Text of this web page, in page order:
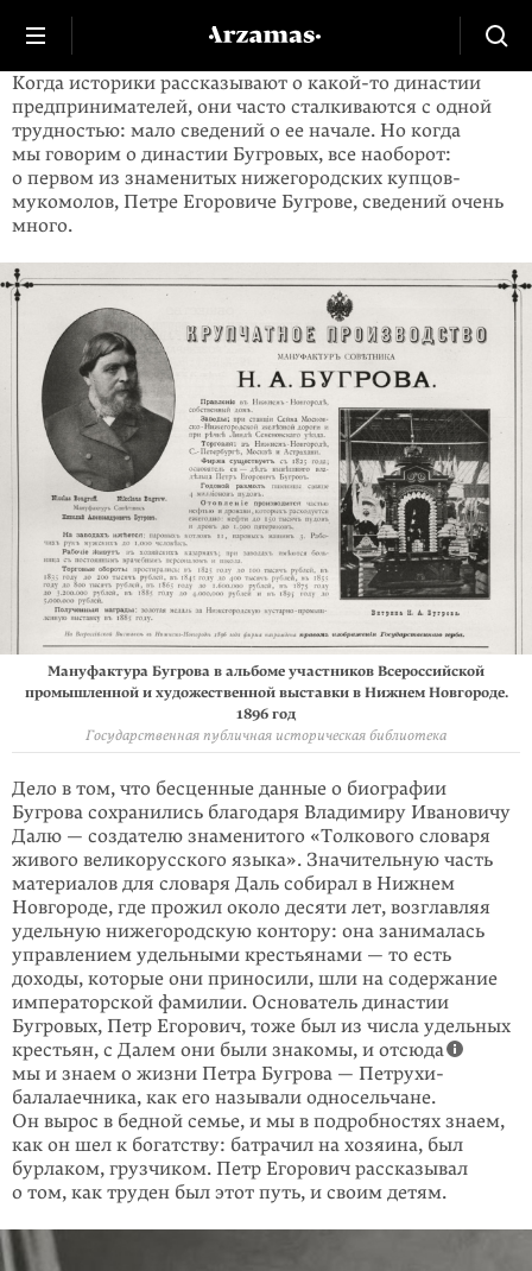
Когда историки рассказывают о какой-то династии
предпринимателей, они часто сталкиваются с одной
трудностью: мало сведений о ее начале. Но когда
мы говорим о династии Бугровых, все наоборот:
о первом из знаменитых нижегородских купцов-
мукомолов, Петре Егоровиче Бугрове, сведений очень
много.
Мануфактура Бугрова в альбоме участников Всероссийской
промышленной и художественной выставки в Нижнем Новгороде.
1896 год
Государственная публичная историческая библиотека
Дело в том, что бесценные данные о биографии
Бугрова сохранились благодаря Владимиру Ивановичу
Далю — создателю знаменитого «Толкового словаря
живого великорусского языка». Значительную часть
материалов для словаря Даль собирал в Нижнем
Новгороде, где прожил около десяти лет, возглавляя
удельную нижегородскую контору: она занималась
управлением удельными крестьянами — то есть
доходы, которые они приносили, шли на содержание
императорской фамилии. Основатель династии
Бугровых, Петр Егорович, тоже был из числа удельных
крестьян, с Далем они были знакомы, и отсюда
мы и знаем о жизни Петра Бугрова — Петрухи-
балалаечника, как его называли односельчане.
Он вырос в бедной семье, и мы в подробностях знаем,
как он шел к богатству: батрачил на хозяина, был
бурлаком, грузчиком. Петр Егорович рассказывал
о том, как труден был этот путь, и своим детям.